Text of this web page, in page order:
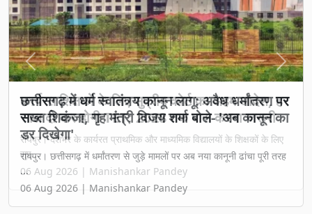
छत्तीसगढ़ में धर्म स्वातंत्र्य कानून लागू: अवैध धर्मांतरण पर
सख्त शिकंजा, गृह मंत्री विजय शर्मा बोले- 'अब कानून का
डर दिखेगा'
रायपुर। छत्तीसगढ़ में धर्मांतरण से जुड़े मामलों पर अब नया कानूनी ढांचा पूरी तरह
...
06 Aug 2026 | Manishankar Pandey
Previous Next